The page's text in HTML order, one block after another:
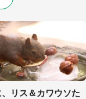
リス＆カワウソた